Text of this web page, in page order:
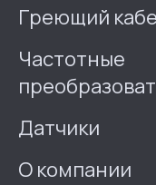
Греющий
Частотные
Датчики
О компании